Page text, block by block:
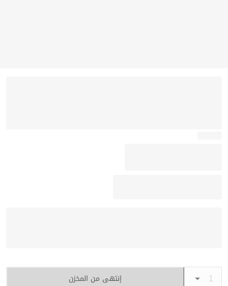
إنتهى من المخزن